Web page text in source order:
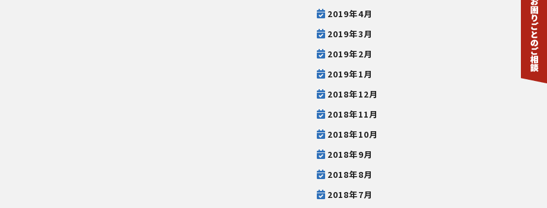
2019年4月
2019年3月
2019年2月
2019年1月
2018年12月
2018年11月
2018年10月
2018年9月
2018年8月
2018年7月